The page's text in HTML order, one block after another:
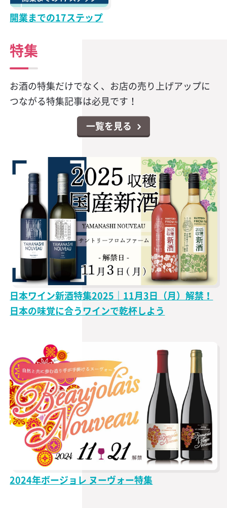
開業までの17ステップ
特集
お酒の特集だけでなく、お店の売り上げアップに
つながる特集記事は必見です！
一覧を見る
日本ワイン新酒特集2025｜11月3日（月）解禁！
日本の味覚に合うワインで乾杯しよう
2024年ボージョレ ヌーヴォー特集